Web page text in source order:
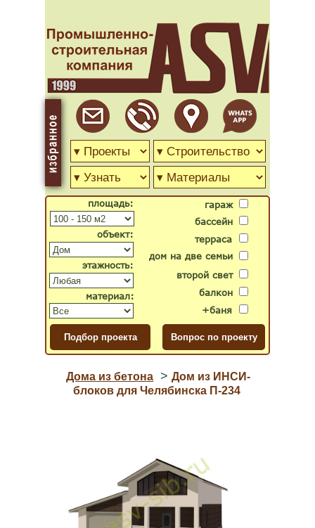
гараж
бассейн
второй свет
дом на две семьи
терраса
балкон
+баня
объект:
материал:
площадь:
этажность:
Дома из бетона >Дом из ИНСИ-
блоков для Челябинска П-234